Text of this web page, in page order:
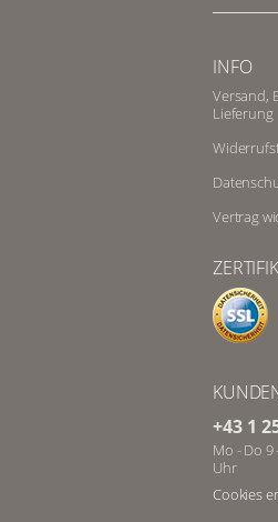
INFO
Versand,
Lieferung
Vertrag
+43 1
Mo - Do 9
Uhr
zum
Cookies